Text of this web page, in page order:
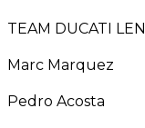
TEAM DUCATI
Marc Marquez
Pedro Acosta